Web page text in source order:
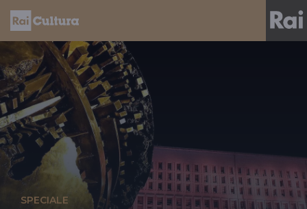
SPECIALE